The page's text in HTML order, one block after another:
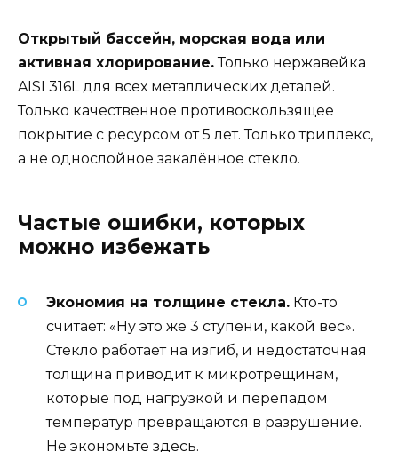
Открытый бассейн, морская вода или
активная хлорирование.Только нержавейка
AISI 316L для всех металлических деталей.
Только качественное противоскользящее
покрытие с ресурсом от 5 лет. Только триплекс,
а не однослойное закалённое стекло.
Частые ошибки, которых
можно избежать
Экономия на толщине стекла. Кто-то
считает: «Ну это же 3 ступени, какой вес».
Стекло работает на изгиб, и недостаточная
толщина приводит к микротрещинам,
которые под нагрузкой и перепадом
температур превращаются в разрушение.
Не экономьте здесь.